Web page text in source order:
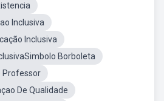
Inclusiva
Inclusiva
Borboleta
Professor
De Qualidade